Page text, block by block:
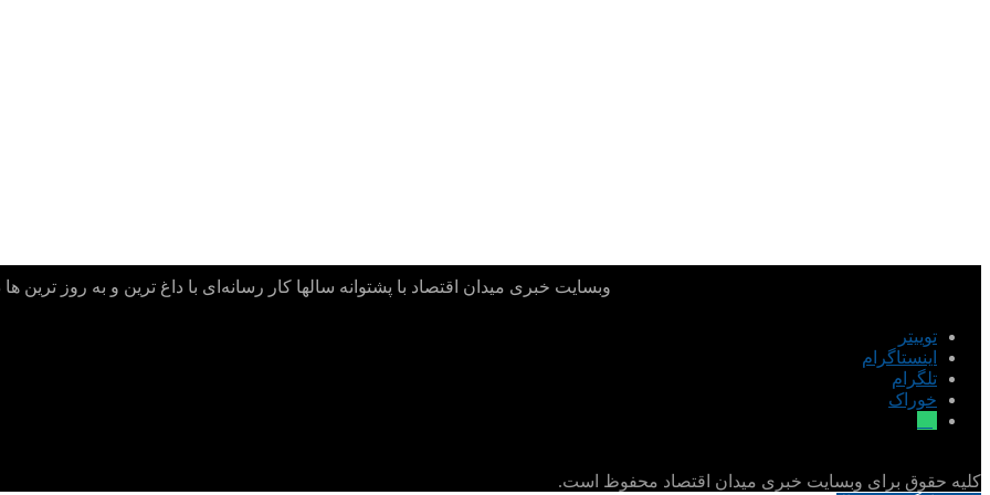
وبسایت خبری میدان اقتصاد با پشتوانه سالها کار رسانه‌ای با داغ ترین و به روز ترین
توییتر
اینستاگرام
تلگرام
خوراک
کلیه حقوق برای وبسایت خبری میدان اقتصاد محفوظ است.